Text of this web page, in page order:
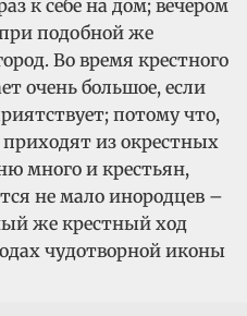
к себе на дом; вечером
подобной же
Во время крестного
очень большое, если
потому что,
из окрестных
много и крестьян,
не мало инородцев –
же крестный ход
чудотворной иконы